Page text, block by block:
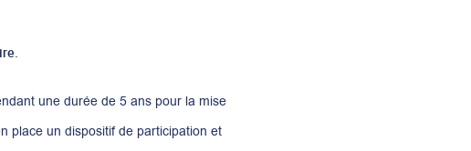
.
une durée de 5 ans pour la mise
place un dispositif de participation et